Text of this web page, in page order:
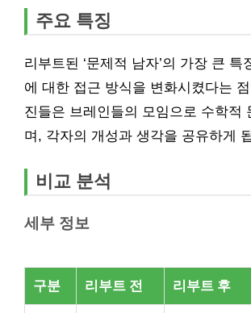
주요 특징
리부트된 ‘문제적 남자’의 가장 큰 특
에 대한 접근 방식을 변화시켰다는
진들은 브레인들의 모임으로 수학적
며, 각자의 개성과 생각을 공유하게
비교 분석
세부 정보
구분 리부트 전 리부트 후